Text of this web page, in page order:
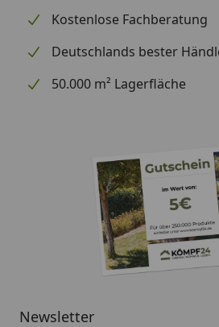
Informationen zu dem Ersatzteil
lediglich dem Austausch des
Kostenlose Fachberatung
Deutschlands bester
50.000 m² Lagerfläche
Newsletter